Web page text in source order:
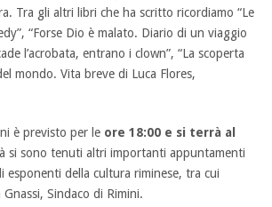
Tra gli altri libri che ha scritto ricordiamo “Le
“Forse Dio è malato. Diario di un viaggio
l’acrobata, entrano i clown”, “La scoperta
mondo. Vita breve di Luca Flores,
è previsto per le ore 18:00 e si terrà al
si sono tenuti altri importanti appuntamenti
esponenti della cultura riminese, tra cui
Sindaco di Rimini.